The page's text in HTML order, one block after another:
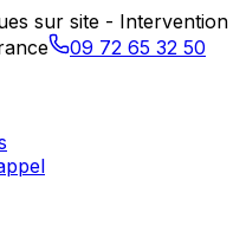
sur site - Intervention
09 72 65 32 50